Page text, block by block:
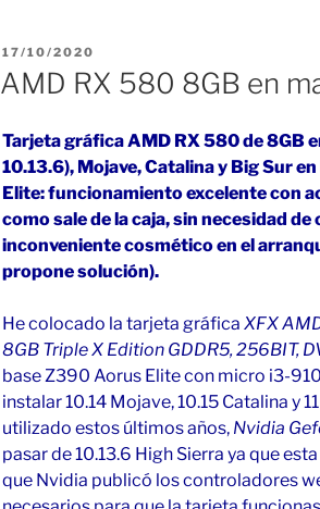
Big
PUBLICADO
EL
17/10/2020
AMD RX 580 8GB en
Tarjeta gráfica AMD RX 580 de 8GB
10.13.6), Mojave, Catalina y Big Sur
Elite: funcionamiento excelente con
como sale de la caja, sin necesidad
inconveniente cosmético en el
propone solución).
He colocado la tarjeta gráfica XFX
8GB Triple X Edition GDDR5, 256BIT,
base Z390 Aorus Elite con micro i3-
instalar 10.14 Mojave, 10.15 Catalina y
utilizado estos últimos años, Nvidia
pasar de 10.13.6 High Sierra ya que
que Nvidia publicó los controladores